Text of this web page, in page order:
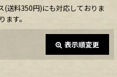
送料350円)にも対応しておりま
す。
表示順変更